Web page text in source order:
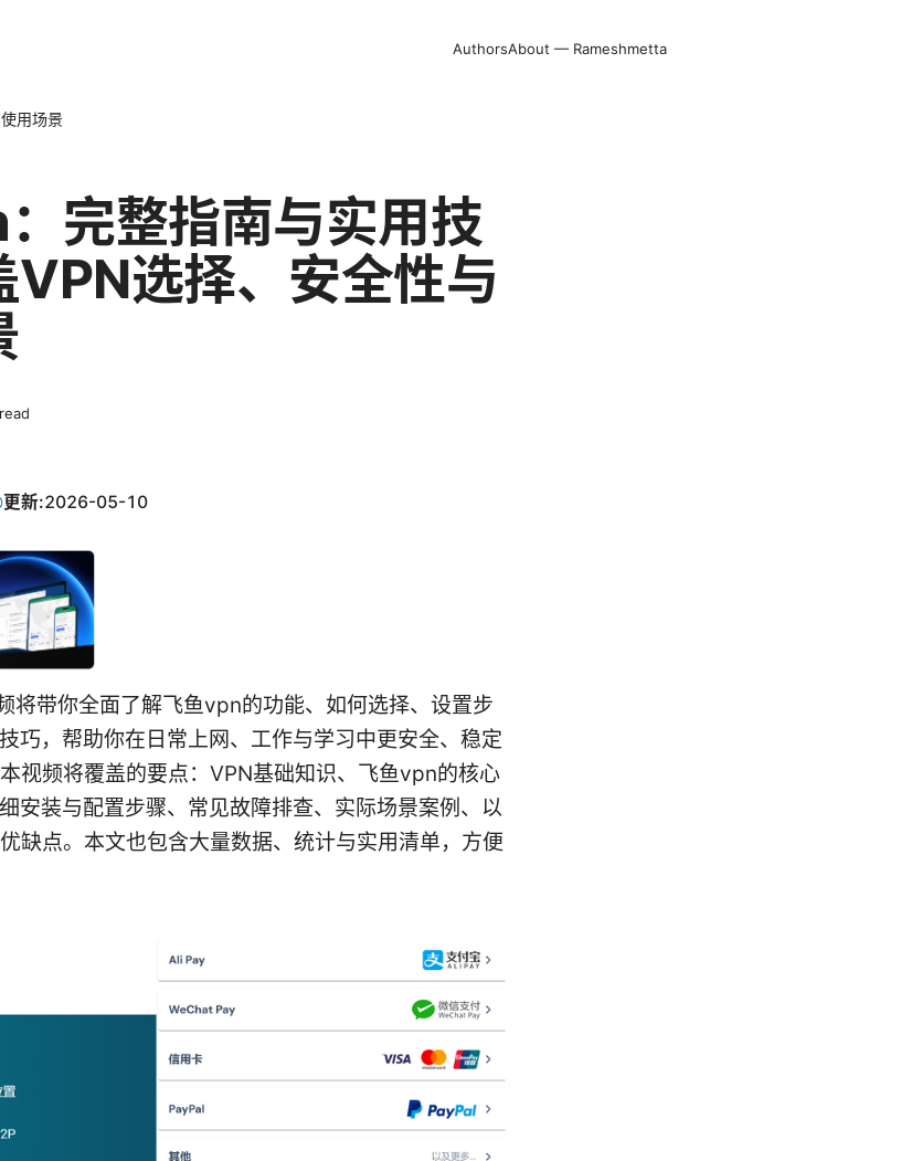
AuthorsAbout — Rameshmetta
用场景
完整指南与实用技
VPN选择、安全性与
更新:2026-05-10
将带你全面了解飞鱼vpn的功能、如何选择、设置步
巧，帮助你在日常上网、工作与学习中更安全、稳定
视频将覆盖的要点：VPN基础知识、飞鱼vpn的核心
安装与配置步骤、常见故障排查、实际场景案例、以
缺点。本文也包含大量数据、统计与实用清单，方便